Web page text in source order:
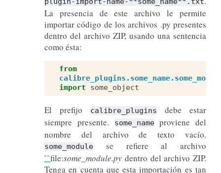
La presencia de este archivo le permite
importar código de los archivos .py presentes
dentro del archivo ZIP, usando una sentencia
como ésta:
from
import
some_object
El prefijo calibre_plugins
debe estar
siempre presente.
some_nameproviene del
nombre del archivo de texto vacío.
some_module
se refiere al archivo
``file:some_module.py dentro del archivo ZIP.
Tenga en cuenta que esta importación es tan